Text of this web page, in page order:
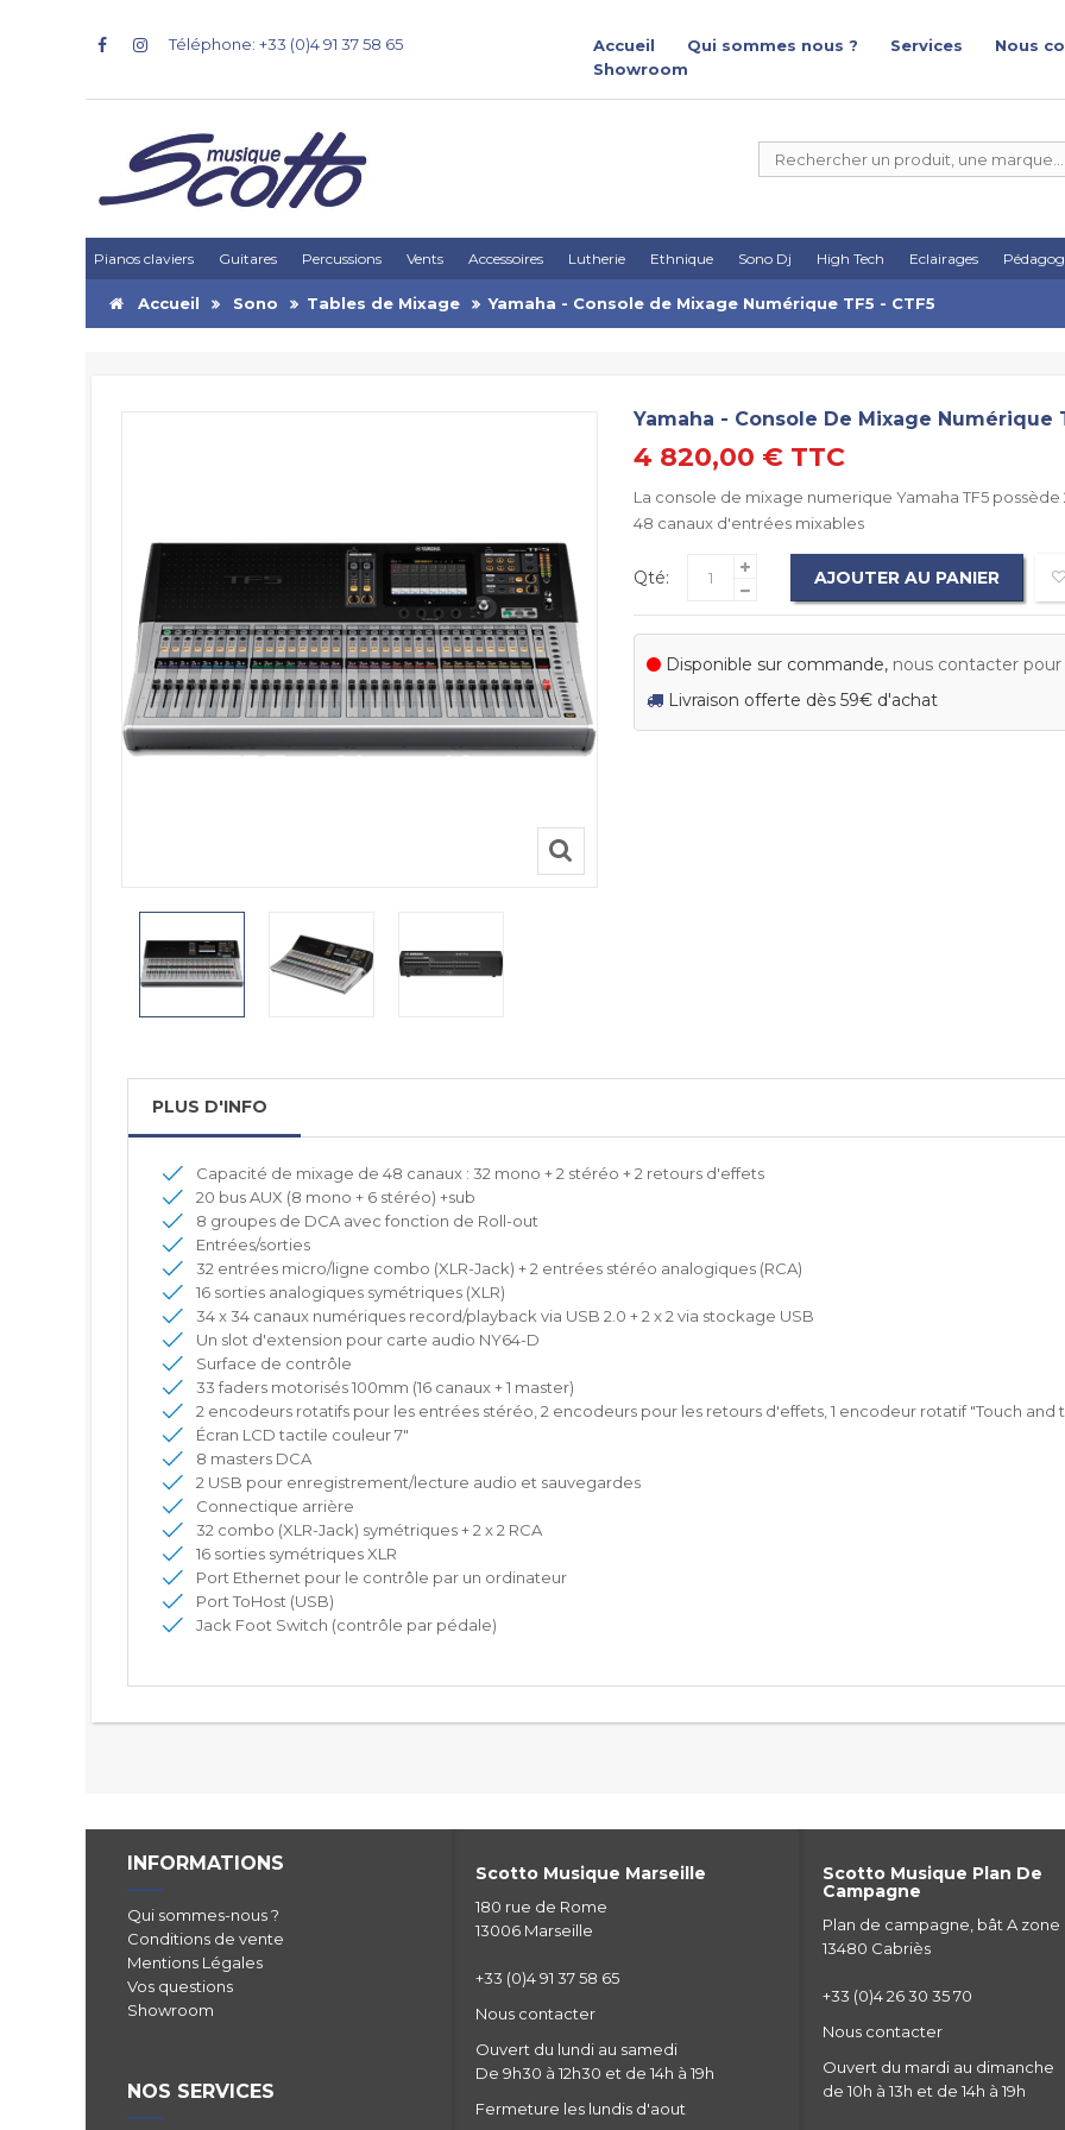
Téléphone: +33 (0)4 91 37 58 65 Accueil Qui sommes nous ? Services Nous
Showroom
Pianos claviers Guitares Percussions Vents Accessoires Lutherie Ethnique Sono Dj High Tech Eclairages
Accueil Sono Tables de Mixage Yamaha - Console de Mixage Numérique TF5 - CTF5
Yamaha - Console De Mixage Numérique
4 820,00 € TTC
La console de mixage numerique Yamaha TF5
48 canaux d'entrées mixables
Qté: AJOUTER AU PANIER
Disponible sur commande, nous contacter pour
Livraison offerte dès 59€ d'achat
PLUS D'INFO
Capacité de mixage de 48 canaux : 32 mono + 2 stéréo + 2 retours d'effets
20 bus AUX (8 mono + 6 stéréo) +sub
8 groupes de DCA avec fonction de Roll-out
Entrées/sorties
32 entrées micro/ligne combo (XLR-Jack) + 2 entrées stéréo analogiques (RCA)
16 sorties analogiques symétriques (XLR)
34 x 34 canaux numériques record/playback via USB 2.0 + 2 x 2 via stockage USB
Un slot d'extension pour carte audio NY64-D
Surface de contrôle
33 faders motorisés 100mm (16 canaux + 1 master)
2 encodeurs rotatifs pour les entrées stéréo, 2 encodeurs pour les retours d'effets, 1 encodeur rotatif "Touch and
Écran LCD tactile couleur 7"
8 masters DCA
2 USB pour enregistrement/lecture audio et sauvegardes
Connectique arrière
32 combo (XLR-Jack) symétriques + 2 x 2 RCA
16 sorties symétriques XLR
Port Ethernet pour le contrôle par un ordinateur
Port ToHost (USB)
Jack Foot Switch (contrôle par pédale)
INFORMATIONS
Qui sommes-nous ?
Conditions de vente
Mentions Légales
Vos questions
Showroom
NOS SERVICES
Scotto Musique Marseille
180 rue de Rome
13006 Marseille
+33 (0)4 91 37 58 65
Nous contacter
Ouvert du lundi au samedi
De 9h30 à 12h30 et de 14h à 19h
Fermeture les lundis d'aout
Scotto Musique Plan De
Campagne
Plan de campagne, bât A zone
13480 Cabriès
+33 (0)4 26 30 35 70
Nous contacter
Ouvert du mardi au dimanche
de 10h à 13h et de 14h à 19h